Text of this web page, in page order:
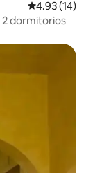
Calificación
4.93 (14)
dormitorios